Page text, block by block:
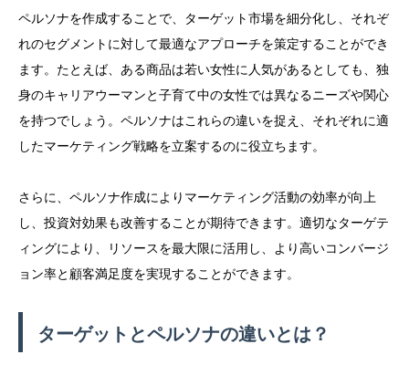
ペルソナを作成することで、ターゲット市場を細分化し、それぞ
れのセグメントに対して最適なアプローチを策定することができ
ます。たとえば、ある商品は若い女性に人気があるとしても、独
身のキャリアウーマンと子育て中の女性では異なるニーズや関心
を持つでしょう。ペルソナはこれらの違いを捉え、それぞれに適
したマーケティング戦略を立案するのに役立ちます。
さらに、ペルソナ作成によりマーケティング活動の効率が向上
し、投資対効果も改善することが期待できます。適切なターゲテ
ィングにより、リソースを最大限に活用し、より高いコンバージ
ョン率と顧客満足度を実現することができます。
ターゲットとペルソナの違いとは？